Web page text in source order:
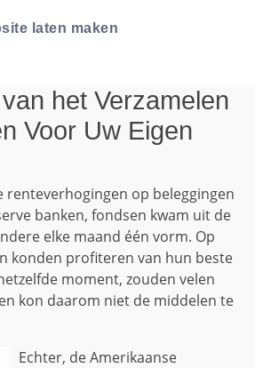
laten maken
het Verzamelen
Voor Uw Eigen
renteverhogingen op beleggingen
banken, fondsen kwam uit de
elke maand één vorm. Op
konden profiteren van hun beste
moment, zouden velen
kon daarom niet de middelen te
Echter, de Amerikaanse